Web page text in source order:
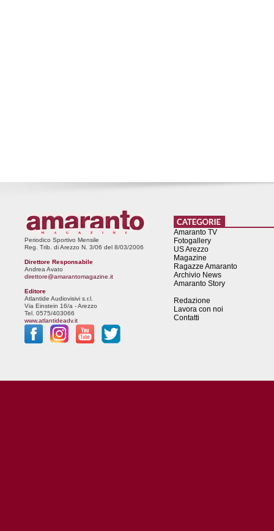
Periodico Sportivo Mensile
Reg. Trib. di Arezzo N. 3/06 del 8/03/2006
Direttore Responsabile
Andrea Avato
direttore@amarantomagazine.it
Editore
Atlantide Audiovisivi s.r.l.
Via Einstein 16/a - Arezzo
Tel. 0575/403066
www.atlantideadv.it
Amaranto TV
Fotogallery
US Arezzo
Magazine
Ragazze Amaranto
Archivio News
Amaranto Story
Redazione
Lavora con noi
Contatti